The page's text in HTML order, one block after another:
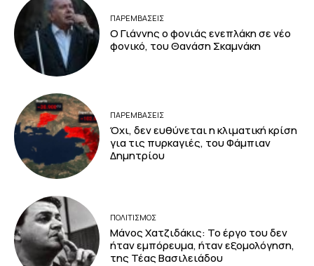
ΠΑΡΕΜΒΑΣΕΙΣ
Ο Γιάννης ο φονιάς ενεπλάκη σε νέο
φονικό, του Θανάση Σκαμνάκη
ΠΑΡΕΜΒΑΣΕΙΣ
Όχι, δεν ευθύνεται η κλιματική κρίση
για τις πυρκαγιές, του Φάμπιαν
Δημητρίου
ΠΟΛΙΤΙΣΜΟΣ
Μάνος Χατζιδάκις: Το έργο του δεν
ήταν εμπόρευμα, ήταν εξομολόγηση,
της Τέας Βασιλειάδου